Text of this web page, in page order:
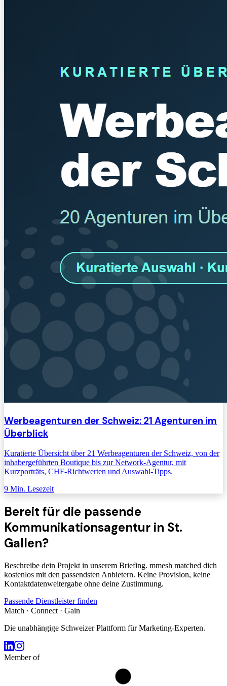
Werbeagenturen der Schweiz: 21 Agenturen im
Überblick
Kuratierte Übersicht über 21 Werbeagenturen der Schweiz, von der
inhabergeführten Boutique bis zur Network-Agentur, mit
Kurzporträts, CHF-Richtwerten und Auswahl-Tipps.
9 Min. Lesezeit
Bereit für die passende
Kommunikationsagentur in St.
Gallen?
Beschreibe dein Projekt in unserem Briefing. mmesh matched dich
kostenlos mit den passendsten Anbietern. Keine Provision, keine
Kontaktdatenweitergabe ohne deine Zustimmung.
Passende Dienstleister finden
Match · Connect · Gain
Die unabhängige Schweizer Plattform für Marketing-Experten.
Member of